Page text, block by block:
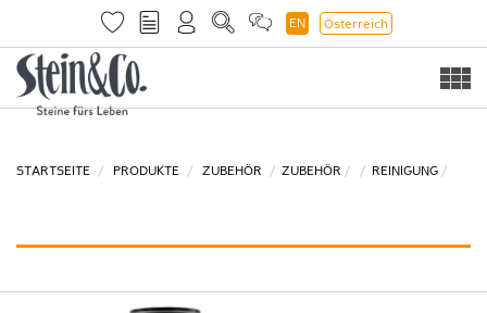
EN Österreich
STARTSEITE PRODUKTE ZUBEHÖR ZUBEHÖR REINIGUNG